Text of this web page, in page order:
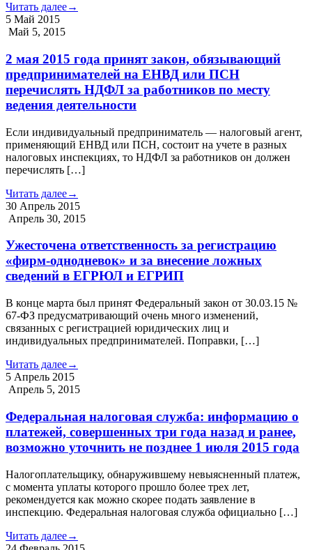
Читать далее→
5 Май 2015
Май 5, 2015
2 мая 2015 года принят закон, обязывающий
предпринимателей на ЕНВД или ПСН
перечислять НДФЛ за работников по месту
ведения деятельности
Если индивидуальный предприниматель — налоговый агент,
применяющий ЕНВД или ПСН, состоит на учете в разных
налоговых инспекциях, то НДФЛ за работников он должен
перечислять […]
Читать далее→
30 Апрель 2015
Апрель 30, 2015
Ужесточена ответственность за регистрацию
«фирм-однодневок» и за внесение ложных
сведений в ЕГРЮЛ и ЕГРИП
В конце марта был принят Федеральный закон от 30.03.15 №
67-ФЗ предусматривающий очень много изменений,
связанных с регистрацией юридических лиц и
индивидуальных предпринимателей. Поправки, […]
Читать далее→
5 Апрель 2015
Апрель 5, 2015
Федеральная налоговая служба: информацию о
платежей, совершенных три года назад и ранее,
возможно уточнить не позднее 1 июля 2015 года
Налогоплательщику, обнаружившему невыясненный платеж,
с момента уплаты которого прошло более трех лет,
рекомендуется как можно скорее подать заявление в
инспекцию. Федеральная налоговая служба официально […]
Читать далее→